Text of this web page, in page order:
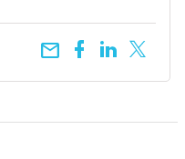
email